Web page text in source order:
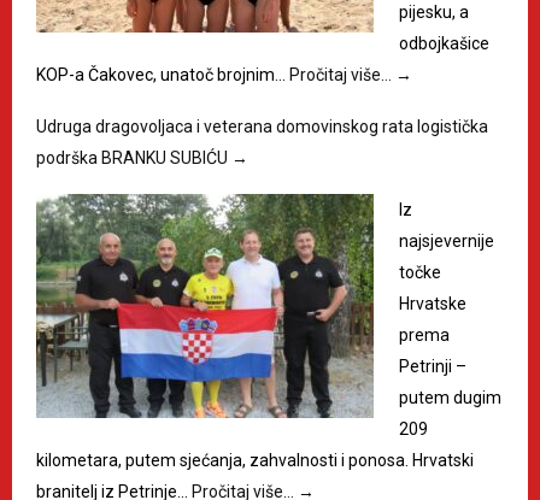
pijesku, a
odbojkašice
KOP-a Čakovec, unatoč brojnim…
Pročitaj više… →
Udruga dragovoljaca i veterana domovinskog rata logistička
podrška BRANKU SUBIĆU →
Iz
najsjevernije
točke
Hrvatske
prema
Petrinji –
putem dugim
209
kilometara, putem sjećanja, zahvalnosti i ponosa. Hrvatski
branitelj iz Petrinje…
Pročitaj više… →